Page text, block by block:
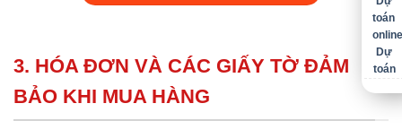
3. HÓA ĐƠN VÀ CÁC GIẤY TỜ ĐẢM
BẢO KHI MUA HÀNG
Dự
toán